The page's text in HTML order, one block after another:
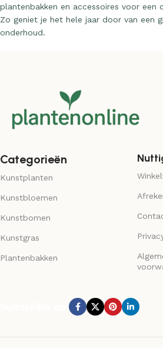
Bestel vandaag en ontvang jouw
werkdagen thuis. Combineer met onze
Categorieën
Kunstplanten
Kunstbloemen
Kunstbomen